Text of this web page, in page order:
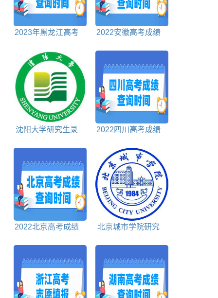
2023年黑龙江高考
2022安徽高考成绩
沈阳大学研究生录
2022四川高考成绩
2022北京高考成绩
北京城市学院研究